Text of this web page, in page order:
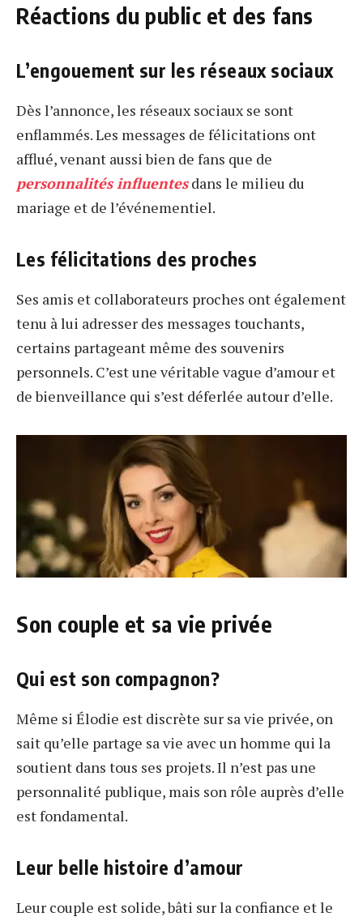
Réactions du public et des fans
L’engouement sur les réseaux sociaux
Dès l’annonce, les réseaux sociaux se sont
enflammés. Les messages de félicitations ont
afflué, venant aussi bien de fans que de
personnalités influentesdans le milieu du
mariage et de l’événementiel.
Les félicitations des proches
Ses amis et collaborateurs proches ont également
tenu à lui adresser des messages touchants,
certains partageant même des souvenirs
personnels. C’est une véritable vague d’amour et
de bienveillance qui s’est déferlée autour d’elle.
Son couple et sa vie privée
Qui est son compagnon?
Même si Élodie est discrète sur sa vie privée, on
sait qu’elle partage sa vie avec un homme qui la
soutient dans tous ses projets. Il n’est pas une
personnalité publique, mais son rôle auprès d’elle
est fondamental.
Leur belle histoire d’amour
Leur couple est solide, bâti sur la confiance et le